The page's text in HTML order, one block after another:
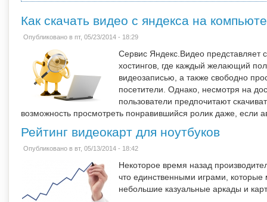
Как скачать видео с яндекса на
Опубликовано в пт, 05/23/2014 - 18:29
Сервис Яндекс.Видео представляет
хостингов, где каждый желающий
видеозаписью, а также свободно
посетители. Однако, несмотря на
пользователи предпочитают
возможность просмотреть понравившийся ролик даже, если
Рейтинг видеокарт для ноутбуков
Опубликовано в вт, 05/13/2014 - 18:42
Некоторое время назад
что единственными играми,
небольшие казуальные аркады и